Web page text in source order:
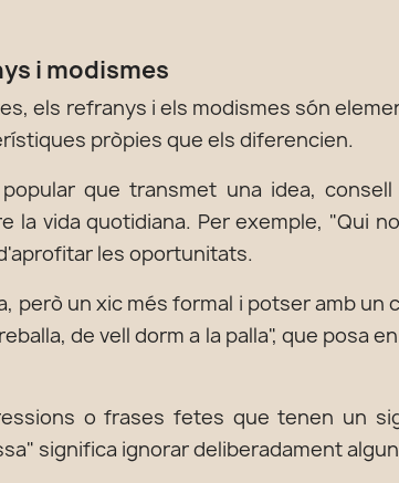
i modismes
els refranys i els modismes són
pròpies que els diferencien.
que transmet una idea,
la vida quotidiana. Per exemple, "Qui
les oportunitats.
però un xic més formal i potser amb un
de vell dorm a la palla", que posa
o frases fetes que tenen un
significa ignorar deliberadament